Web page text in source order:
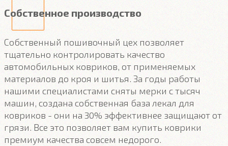
Собственное производство
Собственный пошивочный цех позволяет
тщательно контролировать качество
автомобильных ковриков, от применяемых
материалов до кроя и шитья. За годы работы
нашими специалистами сняты мерки с тысяч
машин, создана собственная база лекал для
ковриков - они на 30% эффективнее защищают от
грязи. Все это позволяет вам купить коврики
премиум качества совсем недорого.